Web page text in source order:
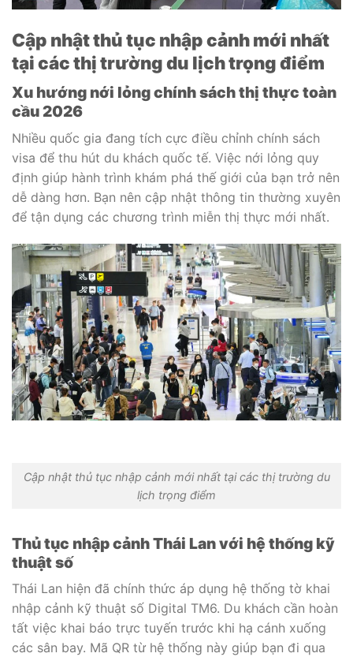
Cập nhật thủ tục nhập cảnh mới nhất
tại các thị trường du lịch trọng điểm
Xu hướng nới lỏng chính sách thị thực toàn
cầu 2026
Nhiều quốc gia đang tích cực điều chỉnh chính sách
visa để thu hút du khách quốc tế. Việc nới lỏng quy
định giúp hành trình khám phá thế giới của bạn trở nên
dễ dàng hơn. Bạn nên cập nhật thông tin thường xuyên
để tận dụng các chương trình miễn thị thực mới nhất.
Cập nhật thủ tục nhập cảnh mới nhất tại các thị trường du
lịch trọng điểm
Thủ tục nhập cảnh Thái Lan với hệ thống kỹ
thuật số
Thái Lan hiện đã chính thức áp dụng hệ thống tờ khai
nhập cảnh kỹ thuật số Digital TM6. Du khách cần hoàn
tất việc khai báo trực tuyến trước khi hạ cánh xuống
các sân bay. Mã QR từ hệ thống này giúp bạn đi qua